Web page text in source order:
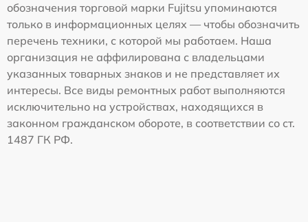
обозначения торговой марки Fujitsu упоминаются
только в информационных целях — чтобы обозначить
перечень техники, с которой мы работаем. Наша
организация не аффилирована с владельцами
указанных товарных знаков и не представляет их
интересы. Все виды ремонтных работ выполняются
исключительно на устройствах, находящихся в
законном гражданском обороте, в соответствии со ст.
1487 ГК РФ.